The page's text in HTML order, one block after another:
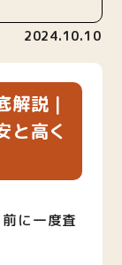
2024.10.10
解説｜
と高く
に一度査